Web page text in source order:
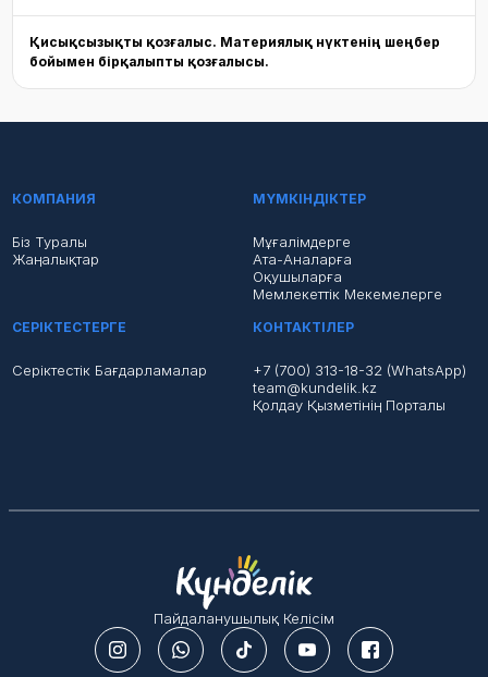
Қисықсызықты қозғалыс. Материялық нүктенің шеңбер
бойымен бірқалыпты қозғалысы.
КОМПАНИЯ
Біз Туралы
Жаңалықтар
МҮМКІНДІКТЕР
Мұғалімдерге
Ата-Аналарға
Оқушыларға
Мемлекеттік Мекемелерге
СЕРІКТЕСТЕРГЕ
Серіктестік Бағдарламалар
КОНТАКТІЛЕР
+7 (700) 313-18-32 (WhatsApp)
team@kundelik.kz
Қолдау Қызметінің Порталы
Пайдаланушылық Келісім